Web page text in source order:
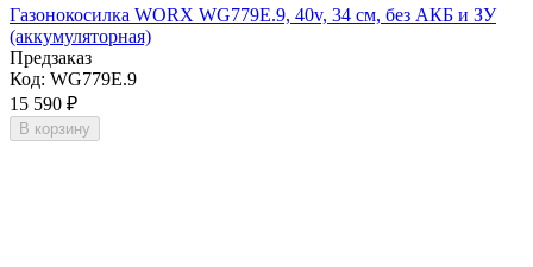
Газонокосилка WORX WG779E.9, 40v, 34 см, без АКБ и ЗУ
(аккумуляторная)
Предзаказ
Код: WG779E.9
15 590 ₽
В корзину